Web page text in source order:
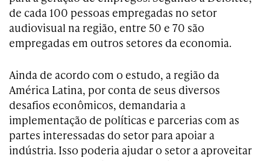
de cada 100 pessoas empregadas no setor
audiovisual na região, entre 50 e 70 são
empregadas em outros setores da economia.
Ainda de acordo com o estudo, a região da
América Latina, por conta de seus diversos
desafios econômicos, demandaria a
implementação de políticas e parcerias com as
partes interessadas do setor para apoiar a
indústria. Isso poderia ajudar o setor a aproveitar